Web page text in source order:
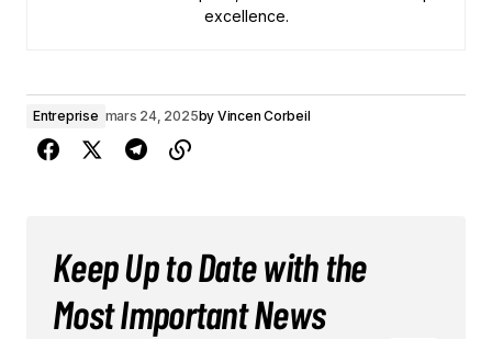
excellence.
Entreprise mars 24, 2025by Vincen Corbeil
Keep Up to Date with the
Most Important News